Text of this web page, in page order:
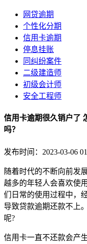
网贷逾期
个性化分期
信用卡逾期
停息挂账
同纠纷案件
二级建造师
初级会计师
安全工程师
信用卡逾期很久销户了
吗？
发布时间：2023-03-06
随着时代的不断向前发
越多的年轻人会喜欢使
们日常的使用过程中，
导致贷款逾期还款不上
呢?
信用卡一直不还款会产